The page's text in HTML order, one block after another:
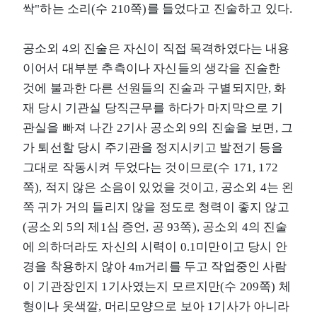
싹"하는 소리(수 210쪽)를 들었다고 진술하고 있다.
공소외 4의 진술은 자신이 직접 목격하였다는 내용
이어서 대부분 추측이나 자신들의 생각을 진술한
것에 불과한 다른 선원들의 진술과 구별되지만, 화
재 당시 기관실 당직근무를 하다가 마지막으로 기
관실을 빠져 나간 2기사 공소외 9의 진술을 보면, 그
가 퇴선할 당시 주기관을 정지시키고 발전기 등을
그대로 작동시켜 두었다는 것이므로(수 171, 172
쪽), 적지 않은 소음이 있었을 것이고, 공소외 4는 왼
쪽 귀가 거의 들리지 않을 정도로 청력이 좋지 않고
(공소외 5의 제1심 증언, 공 93쪽), 공소외 4의 진술
에 의하더라도 자신의 시력이 0.1미만이고 당시 안
경을 착용하지 않아 4m거리를 두고 작업중인 사람
이 기관장인지 1기사였는지 모르지만(수 209쪽) 체
형이나 옷색깔, 머리모양으로 보아 1기사가 아니라